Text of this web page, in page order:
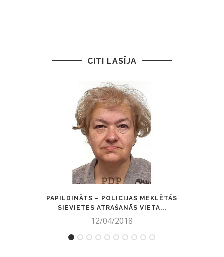
CITI LASĪJA
PAPILDINĀTS – POLICIJAS MEKLĒTĀS
SIEVIETES ATRAŠANĀS VIETA...
12/04/2018